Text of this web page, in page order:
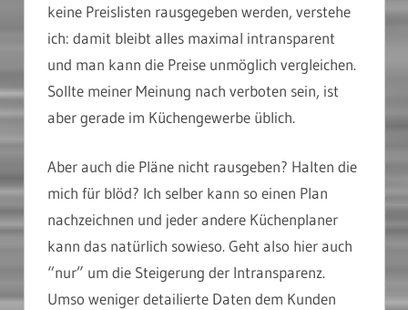
keine Preislisten rausgegeben werden, verstehe
ich: damit bleibt alles maximal intransparent
und man kann die Preise unmöglich vergleichen.
Sollte meiner Meinung nach verboten sein, ist
aber gerade im Küchengewerbe üblich.
Aber auch die Pläne nicht rausgeben? Halten die
mich für blöd? Ich selber kann so einen Plan
nachzeichnen und jeder andere Küchenplaner
kann das natürlich sowieso. Geht also hier auch
“nur” um die Steigerung der Intransparenz.
Umso weniger detailierte Daten dem Kunden